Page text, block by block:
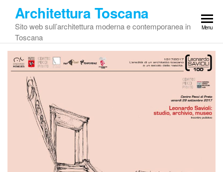
contenuto
Architettura Toscana
Sito web sull’architettura moderna e contemporanea in
Toscana
Menu